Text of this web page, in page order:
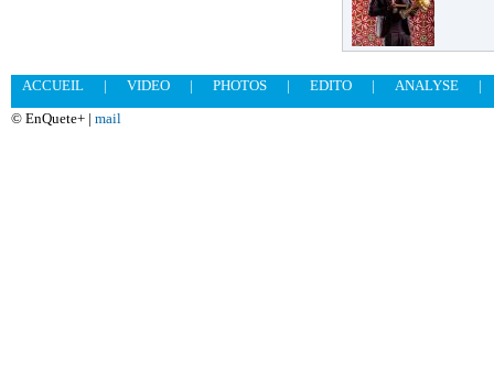
ACCUEIL | VIDEO | PHOTOS | EDITO | ANALYSE
|
© EnQuete+ | mail